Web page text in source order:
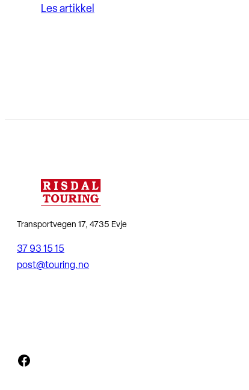
Les artikkel
Transportvegen 17, 4735 Evje
37 93 15 15
post@touring.no
Facebook